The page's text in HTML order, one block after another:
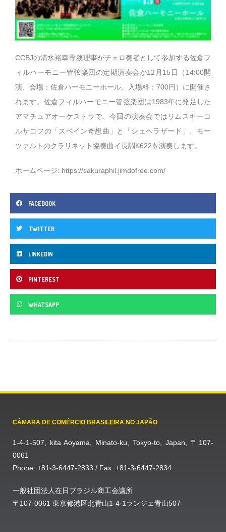
CCBJの清水裕幸専務理事がチェロ奏者として参加する佐倉フ
ィルハーモニー管弦楽団の定期演奏会が12月15日（14:00開
演、会場：佐倉ハーモニーホール、入場料：700円）に開催さ
れます。佐倉フィルハーモニー管弦楽団は1983年に発足した
アマチュアオーケストラで、今回の演奏会ではリムスキーコ
ルサコフの「スペイン奇想曲」と「シェヘラザード」、モー
ツァルトのクラリネット協奏曲イ長調K622を演奏します。
ホームページ: https://sakuraphil.jimdofree.com/
FACEBOOK
TWITTER
LINKEDIN
PINTEREST
WHATSAPP
CÂMARA DE COMÉRCIO BRASILEIRA NO JAPÃO
1-4-1-507, kita Aoyama, Minato-ku, Tokyo-to, Japan, 〒107-
0061
Phone: +81-3-6447-2833 / Fax: +81-3-6447-2834
一般社団法人在日ブラジル商工会議所
〒107-0061 東京都港区北青山1-4-1ランジェ青山507